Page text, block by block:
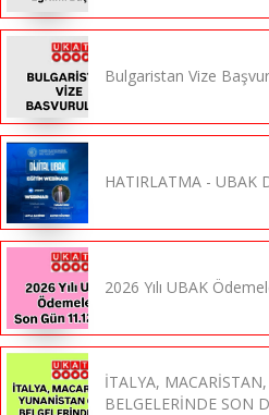
Bulgaristan Vize
HATIRLATMA - UBAK
2026 Yılı UBAK
İTALYA,
BELGELERİNDE SON